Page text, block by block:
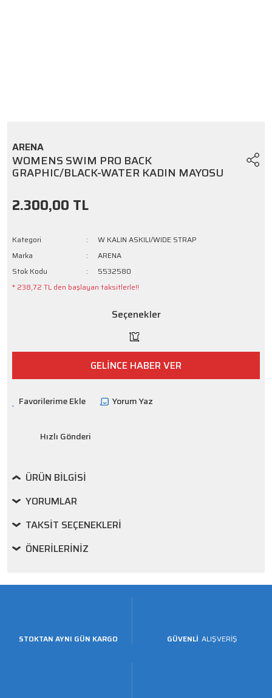
ARENA
WOMENS SWIM PRO BACK
GRAPHIC/BLACK-WATER KADIN MAYOSU
2.300,00 TL
Kategori
W KALIN ASKILI/WIDE STRAP
Marka
ARENA
Stok Kodu
5532580
* 238,72 TL den başlayan taksitlerle!!
Seçenekler
GELİNCE HABER VER
Yorum Yaz
Hızlı Gönderi
ÜRÜN BILGISI
YORUMLAR
TAKSIT SEÇENEKLERI
ÖNERILERINIZ
STOKTAN AYNI GÜN KARGO GÜVENLİ ALIŞVERİŞ